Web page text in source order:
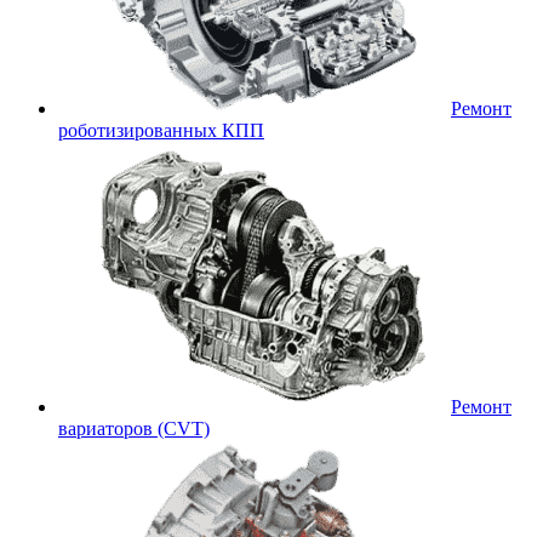
Ремонт
роботизированных КПП
Ремонт
вариаторов (CVT)